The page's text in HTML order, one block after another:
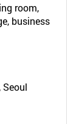
room,
business
Seoul